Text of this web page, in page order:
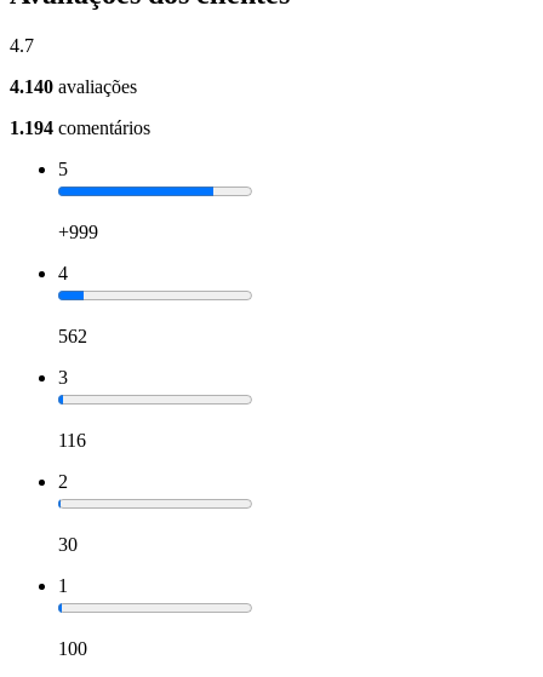
4.7
4.140 avaliações
1.194 comentários
5
+999
4
562
3
116
2
30
1
100